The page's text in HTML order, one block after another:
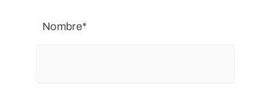
Nombre*